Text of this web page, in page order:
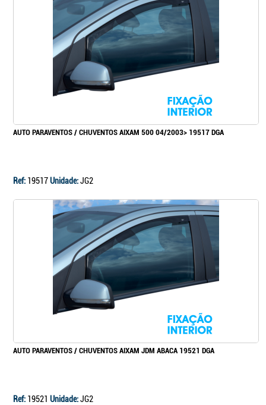
AUTO PARAVENTOS / CHUVENTOS AIXAM 500 04/2003> 19517 DGA
Ref: 19517Unidade:JG2
AUTO PARAVENTOS / CHUVENTOS AIXAM JDM ABACA 19521 DGA
Ref: 19521 Unidade:JG2
Continuar a comprar